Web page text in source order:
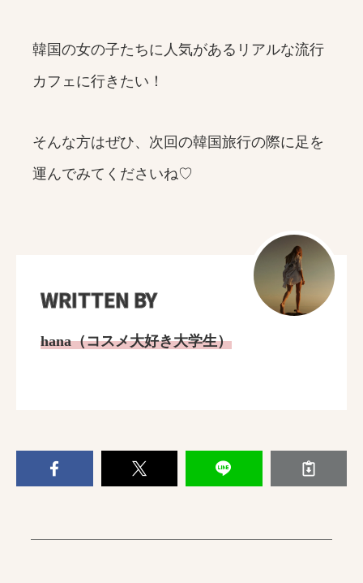
韓国の女の子たちに人気があるリアルな流行
カフェに行きたい！
そんな方はぜひ、次回の韓国旅行の際に足を
運んでみてくださいね♡
WRITTEN BY
hana（コスメ大好き大学生）